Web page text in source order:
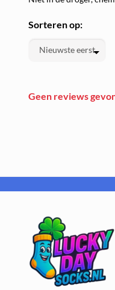
Sorteren op:
Geen reviews